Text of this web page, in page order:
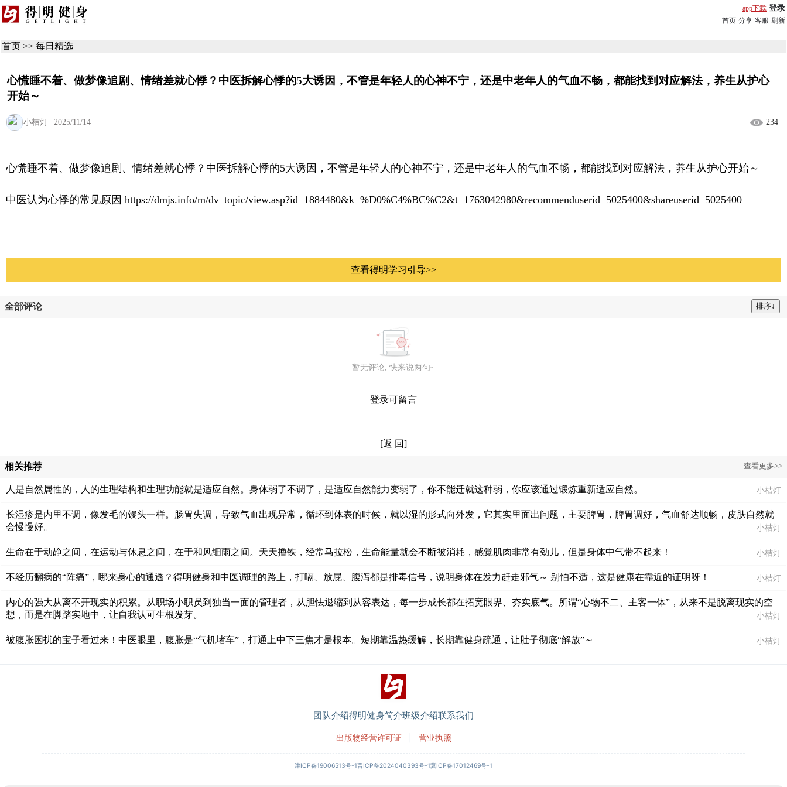
app下载 登录
首页 分享 客服 刷新
首页 >> 每日精选
心慌睡不着、做梦像追剧、情绪差就心悸？中医拆解心悸的5大诱因，不管是年轻人的心神不宁，还是中老年人的气血不畅，都能找到对应解法，养生从护心
开始～
小桔灯 2025/11/14 234
心慌睡不着、做梦像追剧、情绪差就心悸？中医拆解心悸的5大诱因，不管是年轻人的心神不宁，还是中老年人的气血不畅，都能找到对应解法，养生从护心开始～
中医认为心悸的常见原因 https://dmjs.info/m/dv_topic/view.asp?id=1884480&k=%D0%C4%BC%C2&t=1763042980&recommenduserid=5025400&shareuserid=5025400
查看得明学习引导>>
全部评论
暂无评论, 快来说两句~
登录可留言
[返 回]
相关推荐 查看更多>>
人是自然属性的，人的生理结构和生理功能就是适应自然。身体弱了不调了，是适应自然能力变弱了，你不能迁就这种弱，你应该通过锻炼重新适应自然。 小桔灯
长湿疹是内里不调，像发毛的馒头一样。肠胃失调，导致气血出现异常，循环到体表的时候，就以湿的形式向外发，它其实里面出问题，主要脾胃，脾胃调好，气血舒达顺畅，皮肤自然就
会慢慢好。
小桔灯
生命在于动静之间，在运动与休息之间，在于和风细雨之间。天天撸铁，经常马拉松，生命能量就会不断被消耗，感觉肌肉非常有劲儿，但是身体中气带不起来！ 小桔灯
不经历翻病的“阵痛”，哪来身心的通透？得明健身和中医调理的路上，打嗝、放屁、腹泻都是排毒信号，说明身体在发力赶走邪气～ 别怕不适，这是健康在靠近的证明呀！ 小桔灯
内心的强大从离不开现实的积累。从职场小职员到独当一面的管理者，从胆怯退缩到从容表达，每一步成长都在拓宽眼界、夯实底气。所谓“心物不二、主客一体”，从来不是脱离现实的空
想，而是在脚踏实地中，让自我认可生根发芽。
小桔灯
被腹胀困扰的宝子看过来！中医眼里，腹胀是“气机堵车”，打通上中下三焦才是根本。短期靠温热缓解，长期靠健身疏通，让肚子彻底“解放”～ 小桔灯
团队介绍得明健身简介班级介绍联系我们
出版物经营许可证 营业执照
津ICP备19006513号-1晋ICP备2024040393号-1冀ICP备17012469号-1